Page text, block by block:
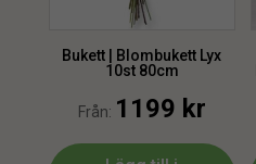
Bukett | Blombukett Lyx
10st 80cm
Från: 1199 kr